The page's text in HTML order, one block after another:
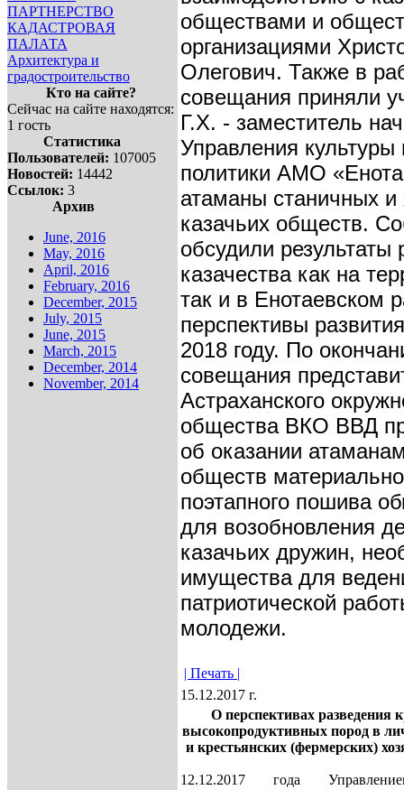
ПАРТНЕРСТВО
КАДАСТРОВАЯ
ПАЛАТА
Архитектура и
градостроительство
Кто на сайте?
Сейчас на сайте находятся:
1 гость
Статистика
Пользователей: 107005
Новостей: 14442
Ссылок: 3
Архив
June, 2016
May, 2016
April, 2016
February, 2016
December, 2015
July, 2015
June, 2015
March, 2015
December, 2014
November, 2014
обществами и
организациями
Олегович. Также в
совещания приняли
Г.Х. - заместитель
Управления
политики АМО
атаманы станичных и
казачьих обществ.
обсудили результаты
казачества как на
так и в Енотаевском
перспективы
2018 году. По
совещания
Астраханского
общества ВКО ВВД
об оказании
обществ
поэтапного пошива
для возобновления
казачьих дружин,
имущества для
патриотической
молодежи.
| Печать |
15.12.2017 г.
О перспективах разведения
высокопродуктивных пород в
и крестьянских (фермерских)
12.12.2017 года